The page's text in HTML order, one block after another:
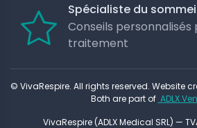
Spécialiste du
Conseils
traitement
© VivaRespire. All rights reserved. Website
Both are part of ADLX
VivaRespire (ADLX Medical SRL) —